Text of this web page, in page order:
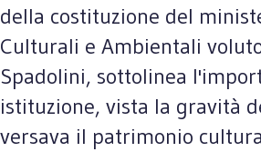
della costituzione del
Culturali e Ambientali
Spadolini, sottolinea
istituzione, vista la gravità
versava il patrimonio